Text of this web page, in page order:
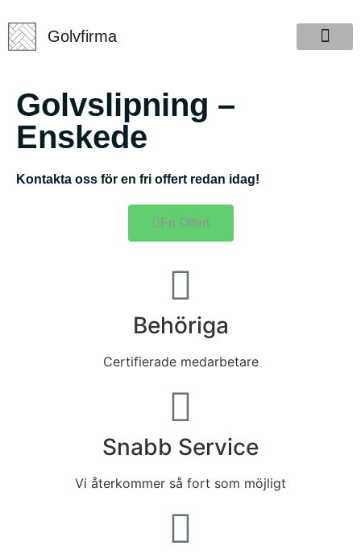
Golvfirma
Golvslipning –
Enskede
Kontakta oss för en fri offert redan idag!
Fri Offert
Behöriga
Certifierade medarbetare
Snabb Service
Vi återkommer så fort som möjligt